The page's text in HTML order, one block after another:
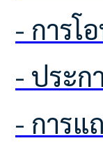
- การ
- ประ
- การ